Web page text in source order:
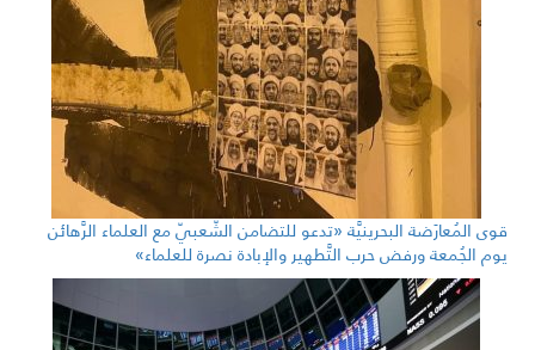
قوى المُعارَضة البحرينيَّة «تدعو للتضامن الشّعبيّ مع العلماء الرَّهائن
يوم الجُمعة ورفض حرب التَّطهير والإبادة نصرة للعلماء»